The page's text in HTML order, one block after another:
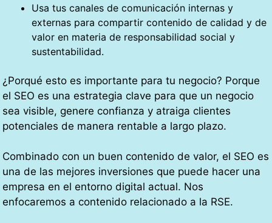
Usa tus canales de comunicación internas y
externas para compartir contenido de calidad y de
valor en materia de responsabilidad social y
sustentabilidad.
¿Porqué esto es importante para tu negocio? Porque
el SEO es una estrategia clave para que un negocio
sea visible, genere confianza y atraiga clientes
potenciales de manera rentable a largo plazo.
Combinado con un buen contenido de valor, el SEO es
una de las mejores inversiones que puede hacer una
empresa en el entorno digital actual. Nos
enfocaremos a contenido relacionado a la RSE.